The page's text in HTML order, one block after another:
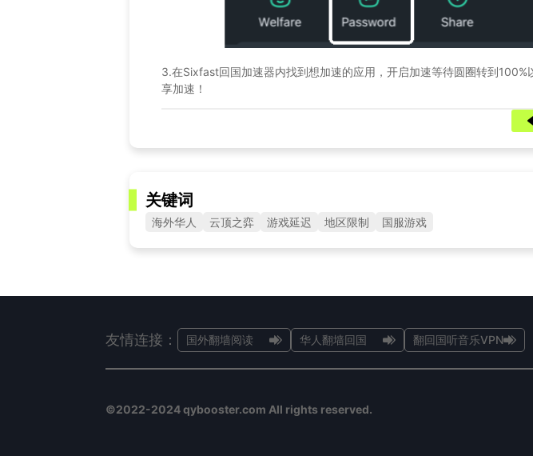
3.在Sixfast回国加速器内找到想加速的应用，开启加速等待圆圈转到100%
享加速！
关键词
海外华人 云顶之弈 游戏延迟 地区限制 国服游戏
友情连接： 国外翻墙阅读 华人翻墙回国 翻回国听音乐VPN
©2022-2024 qybooster.com All rights reserved.